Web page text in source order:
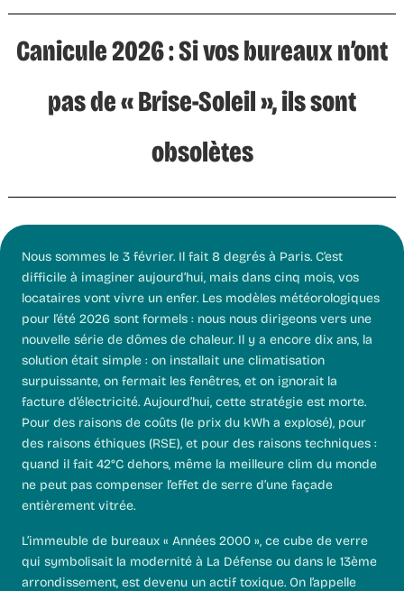
Canicule 2026 : Si vos bureaux n’ont
pas de « Brise-Soleil », ils sont
obsolètes
Nous sommes le 3 février. Il fait 8 degrés à Paris. C’est
difficile à imaginer aujourd’hui, mais dans cinq mois, vos
locataires vont vivre un enfer. Les modèles météorologiques
pour l’été 2026 sont formels : nous nous dirigeons vers une
nouvelle série de dômes de chaleur. Il y a encore dix ans, la
solution était simple : on installait une climatisation
surpuissante, on fermait les fenêtres, et on ignorait la
facture d’électricité. Aujourd’hui, cette stratégie est morte.
Pour des raisons de coûts (le prix du kWh a explosé), pour
des raisons éthiques (RSE), et pour des raisons techniques :
quand il fait 42°C dehors, même la meilleure clim du monde
ne peut pas compenser l’effet de serre d’une façade
entièrement vitrée.
L’immeuble de bureaux « Années 2000 », ce cube de verre
qui symbolisait la modernité à La Défense ou dans le 13ème
arrondissement, est devenu un actif toxique. On l’appelle